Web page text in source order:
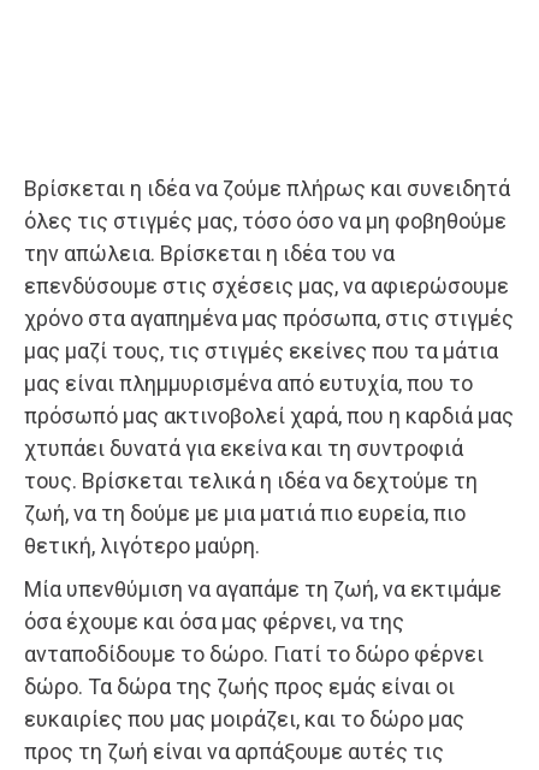
Βρίσκεται η ιδέα να ζούμε πλήρως και συνειδητά
όλες τις στιγμές μας, τόσο όσο να μη φοβηθούμε
την απώλεια. Βρίσκεται η ιδέα του να
επενδύσουμε στις σχέσεις μας, να αφιερώσουμε
χρόνο στα αγαπημένα μας πρόσωπα, στις στιγμές
μας μαζί τους, τις στιγμές εκείνες που τα μάτια
μας είναι πλημμυρισμένα από ευτυχία, που το
πρόσωπό μας ακτινοβολεί χαρά, που η καρδιά μας
χτυπάει δυνατά για εκείνα και τη συντροφιά
τους. Βρίσκεται τελικά η ιδέα να δεχτούμε τη
ζωή, να τη δούμε με μια ματιά πιο ευρεία, πιο
θετική, λιγότερο μαύρη.
Μία υπενθύμιση να αγαπάμε τη ζωή, να εκτιμάμε
όσα έχουμε και όσα μας φέρνει, να της
ανταποδίδουμε το δώρο. Γιατί το δώρο φέρνει
δώρο. Τα δώρα της ζωής προς εμάς είναι οι
ευκαιρίες που μας μοιράζει, και το δώρο μας
προς τη ζωή είναι να αρπάξουμε αυτές τις